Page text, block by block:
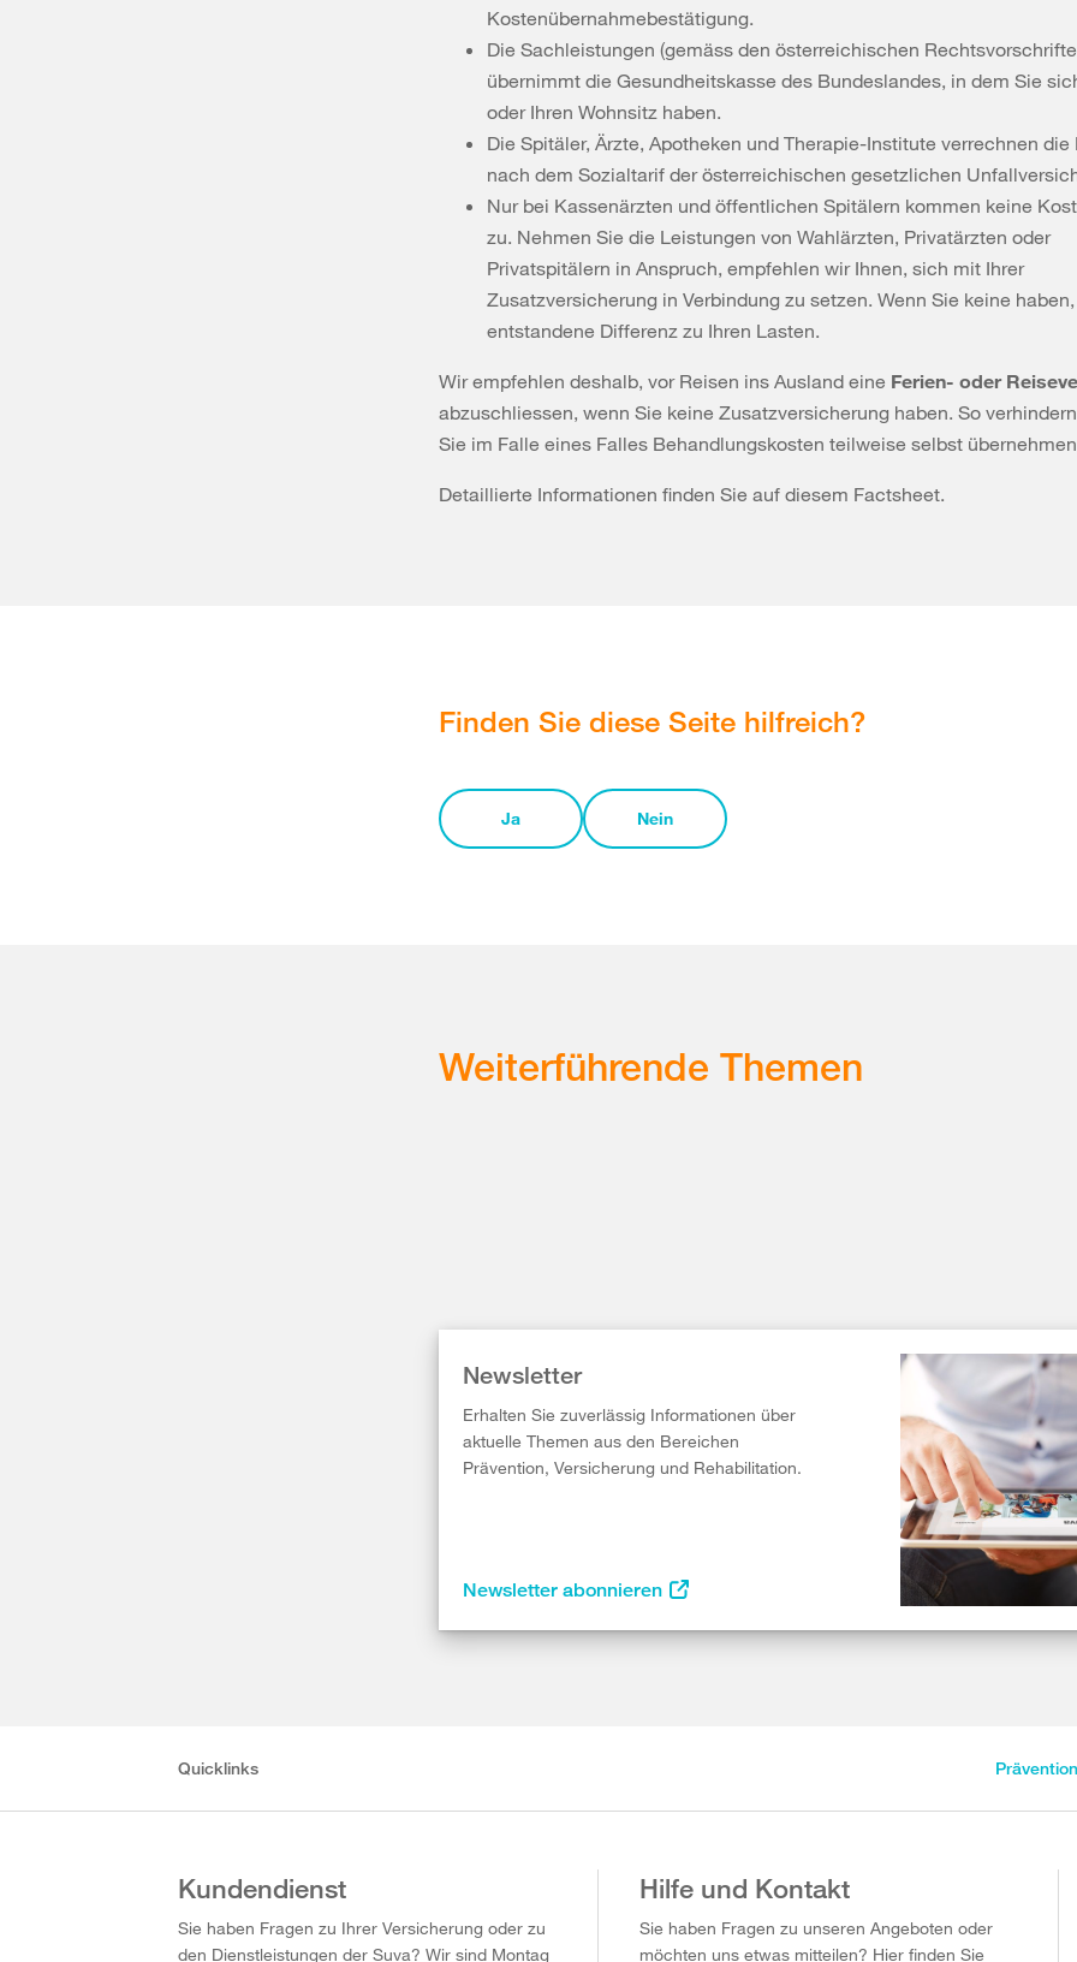
Kostenübernahmebestätigung.
Die Sachleistungen (gemäss den österreichischen
übernimmt die Gesundheitskasse des Bundeslandes, in dem Sie
oder Ihren Wohnsitz haben.
Die Spitäler, Ärzte, Apotheken und Therapie-Institute verrechnen die
nach dem Sozialtarif der österreichischen gesetzlichen
Nur bei Kassenärzten und öffentlichen Spitälern kommen keine
zu. Nehmen Sie die Leistungen von Wahlärzten, Privatärzten oder
Privatspitälern in Anspruch, empfehlen wir Ihnen, sich mit Ihrer
Zusatzversicherung in Verbindung zu setzen. Wenn Sie keine
entstandene Differenz zu Ihren Lasten.
Wir empfehlen deshalb, vor Reisen ins Ausland eine Ferien- oder
abzuschliessen, wenn Sie keine Zusatzversicherung haben. So
Sie im Falle eines Falles Behandlungskosten teilweise selbst
Detaillierte Informationen finden Sie auf diesem Factsheet.
Finden Sie diese Seite hilfreich?
Ja Nein
Weiterführende Themen
Newsletter
Erhalten Sie zuverlässig Informationen über
aktuelle Themen aus den Bereichen
Prävention, Versicherung und Rehabilitation.
Newsletter abonnieren
Quicklinks Prävention
Kundendienst
Sie haben Fragen zu Ihrer Versicherung oder zu
den Dienstleistungen der Suva? Wir sind Montag
Hilfe und Kontakt
Sie haben Fragen zu unseren Angeboten oder
möchten uns etwas mitteilen? Hier finden Sie